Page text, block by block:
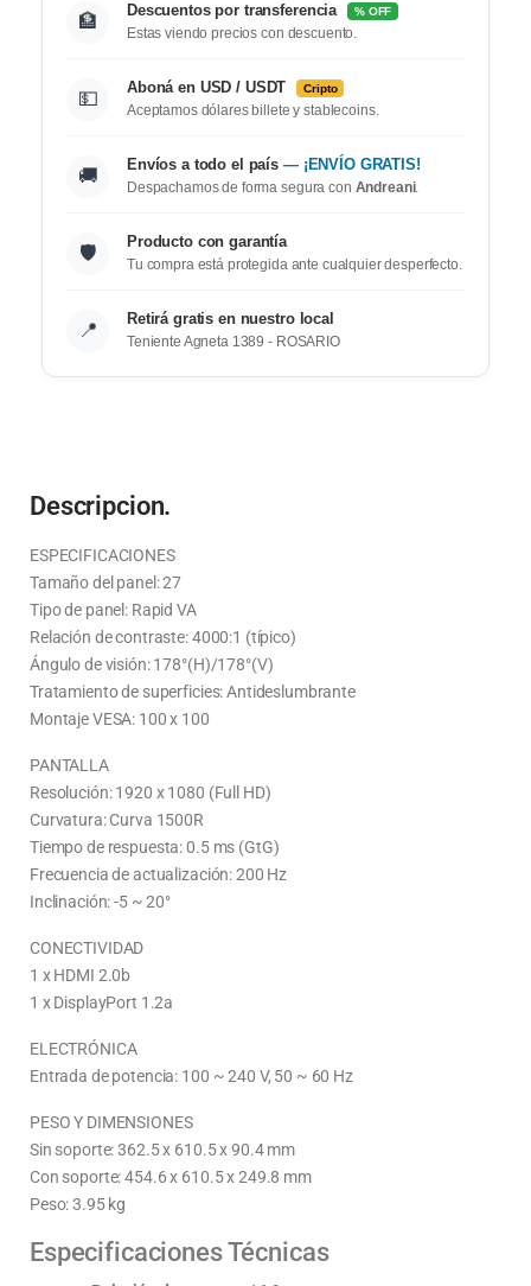
🏦 Descuentos por transferencia % OFF
Estas viendo precios con descuento.
💵 Aboná en USD / USDT Cripto
Aceptamos dólares billete y stablecoins.
🚚 Envíos a todo el país — ¡ENVÍO GRATIS!
Despachamos de forma segura con Andreani.
🛡️ Producto con garantía
Tu compra está protegida ante cualquier desperfecto.
📍 Retirá gratis en nuestro local
Teniente Agneta 1389 - ROSARIO
Descripcion.
ESPECIFICACIONES
Tamaño del panel: 27
Tipo de panel: Rapid VA
Relación de contraste: 4000:1 (típico)
Ángulo de visión: 178°(H)/178°(V)
Tratamiento de superficies: Antideslumbrante
Montaje VESA: 100 x 100
PANTALLA
Resolución: 1920 x 1080 (Full HD)
Curvatura: Curva 1500R
Tiempo de respuesta: 0.5 ms (GtG)
Frecuencia de actualización: 200 Hz
Inclinación: -5 ~ 20°
CONECTIVIDAD
1 x HDMI 2.0b
1 x DisplayPort 1.2a
ELECTRÓNICA
Entrada de potencia: 100 ~ 240 V, 50 ~ 60 Hz
PESO Y DIMENSIONES
Sin soporte: 362.5 x 610.5 x 90.4 mm
Con soporte: 454.6 x 610.5 x 249.8 mm
Peso: 3.95 kg
Especificaciones Técnicas